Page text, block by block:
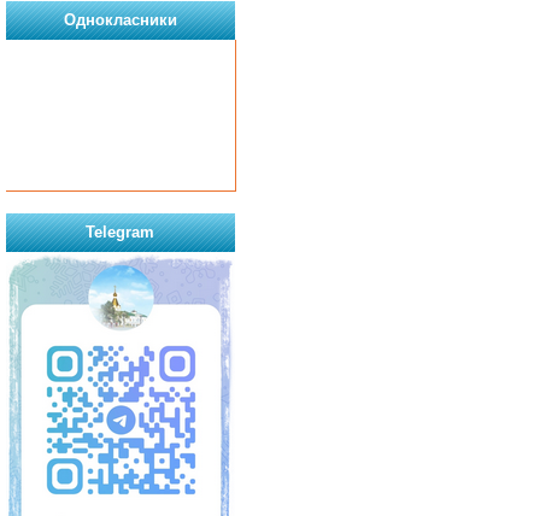
Однокласники
Telegram